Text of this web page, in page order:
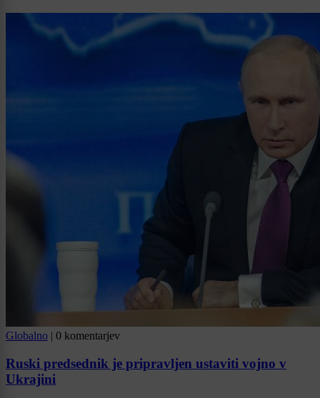
Globalno | 0 komentarjev
Ruski predsednik je pripravljen ustaviti vojno v
Ukrajini